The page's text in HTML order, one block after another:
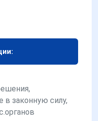
в законную силу,